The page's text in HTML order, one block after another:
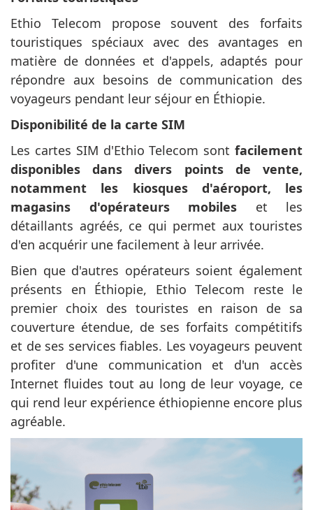
Ethio Telecom propose souvent des forfaits
touristiques spéciaux avec des avantages en
matière de données et d'appels, adaptés pour
répondre aux besoins de communication des
voyageurs pendant leur séjour en Éthiopie.
Disponibilité de la carte SIM
Les cartes SIM d'Ethio Telecom sont facilement
disponibles dans divers points de vente,
notamment les kiosques d'aéroport, les
magasins d'opérateurs mobiles et les
détaillants agréés, ce qui permet aux touristes
d'en acquérir une facilement à leur arrivée.
Bien que d'autres opérateurs soient également
présents en Éthiopie, Ethio Telecom reste le
premier choix des touristes en raison de sa
couverture étendue, de ses forfaits compétitifs
et de ses services fiables. Les voyageurs peuvent
profiter d'une communication et d'un accès
Internet fluides tout au long de leur voyage, ce
qui rend leur expérience éthiopienne encore plus
agréable.